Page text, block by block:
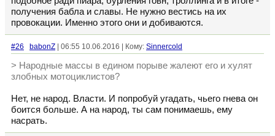
получения бабла и славы. Не нужно вестись на их
провокации. Именно этого они и добиваются.
#26 babonZ | 06:55 10.06.2016 | Кому: Sinnercold
> Народные массы в едином порыве жалеют его и хулят
злобных мотоциклистов?
Нет, не народ. Власти. И попробуй угадать, чьего гнева он
боится больше. А на народ, ты сам понимаешь, ему
насрать.